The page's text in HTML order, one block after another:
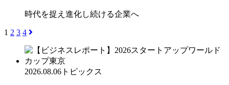
時代を捉え進化し続ける企業へ
1 2 3 4
2026.08.06 トピックス